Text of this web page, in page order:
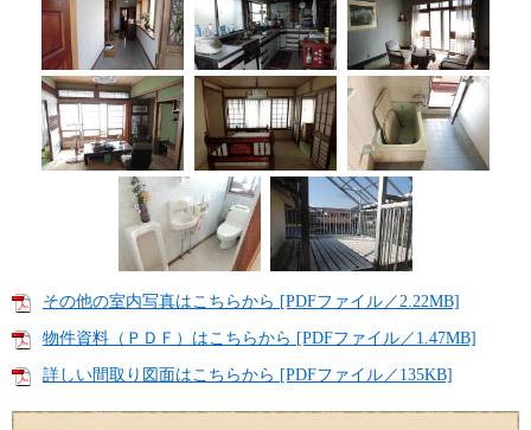
その他の室内写真はこちらから [PDFファイル／2.22MB]
物件資料（ＰＤＦ）はこちらから [PDFファイル／1.47MB]
詳しい間取り図面はこちらから [PDFファイル／135KB]